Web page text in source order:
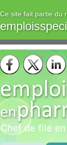
Ce site fait partie du